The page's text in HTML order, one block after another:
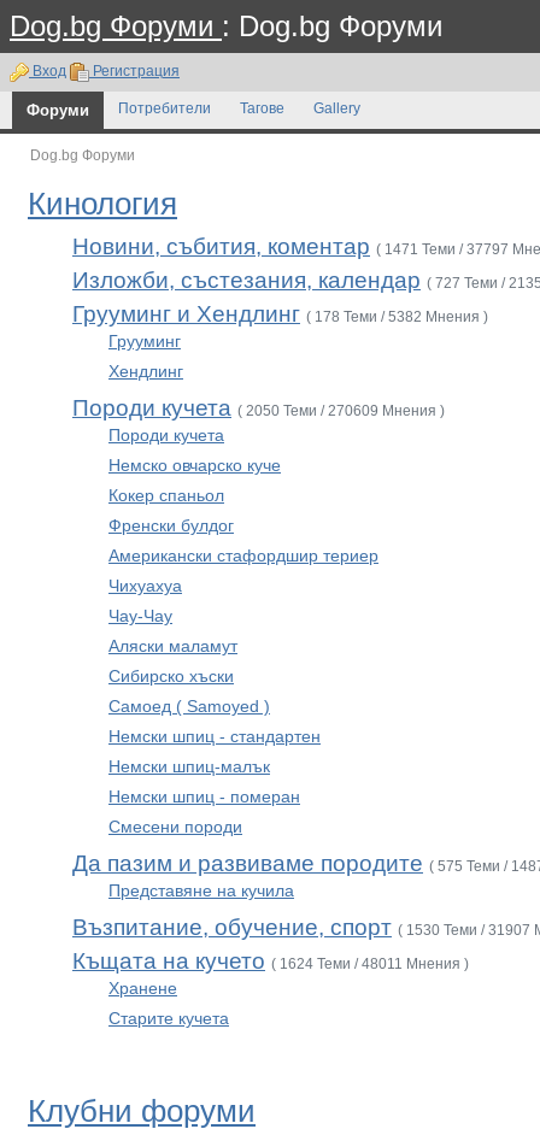
Dog.bg Форуми : Dog.bg Форуми
Вход Регистрация
Форуми Потребители Тагове Gallery
Dog.bg Форуми
Кинология
Новини, събития, коментар ( 1471 Теми / 37797
Изложби, състезания, календар ( 727 Теми /
Грууминг и Хендлинг ( 178 Теми / 5382 Мнения )
Грууминг
Хендлинг
Породи кучета ( 2050 Теми / 270609 Мнения )
Породи кучета
Немско овчарско куче
Кокер спаньол
Френски булдог
Американски стафордшир териер
Чихуахуа
Чау-Чау
Аляски маламут
Сибирско хъски
Самоед ( Samoyed )
Немски шпиц - стандартен
Немски шпиц-малък
Немски шпиц - померан
Смесени породи
Да пазим и развиваме породите ( 575 Теми /
Представяне на кучила
Възпитание, обучение, спорт ( 1530 Теми / 31907
Къщата на кучето ( 1624 Теми / 48011 Мнения )
Хранене
Старите кучета
Клубни форуми